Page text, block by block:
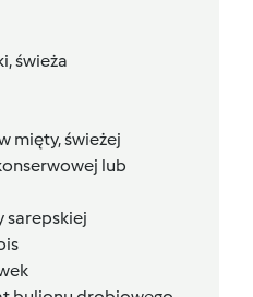
świeża
mięty, świeżej
lub
sarepskiej